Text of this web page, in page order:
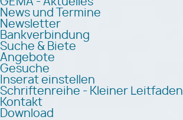
News und Termine
Newsletter
Bankverbindung
Suche & Biete
Angebote
Gesuche
Inserat einstellen
Schriftenreihe - Kleiner Leitfaden
Kontakt
Download